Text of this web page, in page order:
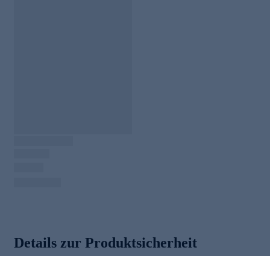
Details zur Produktsicherheit